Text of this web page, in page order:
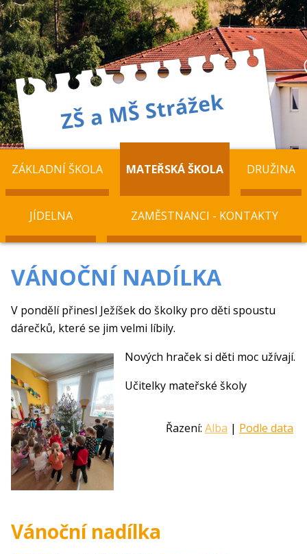
ZÁKLADNÍ ŠKOLA MATEŘSKÁ ŠKOLA DRUŽINA
JÍDELNA ZAMĚSTNANCI - KONTAKTY
VÁNOČNÍ NADÍLKA
V pondělí přinesl Ježíšek do školky pro děti spoustu
dárečků, které se jim velmi líbily.
Nových hraček si děti moc užívají.
Učitelky mateřské školy
Řazení: Alba | Podle data
Vánoční nadílka